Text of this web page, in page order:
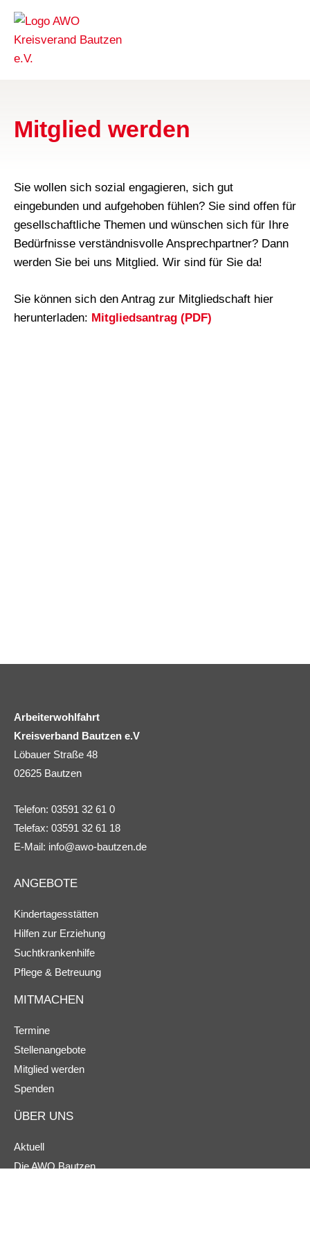
Mitglied werden
Sie wollen sich sozial engagieren, sich gut
eingebunden und aufgehoben fühlen? Sie sind offen für
gesellschaftliche Themen und wünschen sich für Ihre
Bedürfnisse verständnisvolle Ansprechpartner? Dann
werden Sie bei uns Mitglied. Wir sind für Sie da!
Sie können sich den Antrag zur Mitgliedschaft hier
herunterladen: Mitgliedsantrag (PDF)
Arbeiterwohlfahrt
Kreisverband Bautzen e.V
Löbauer Straße 48
02625 Bautzen
Telefon: 03591 32 61 0
Telefax: 03591 32 61 18
E-Mail: info@awo-bautzen.de
ANGEBOTE
Kindertagesstätten
Hilfen zur Erziehung
Suchtkrankenhilfe
Pflege & Betreuung
MITMACHEN
Termine
Stellenangebote
Mitglied werden
Spenden
ÜBER UNS
Aktuell
Die AWO Bautzen